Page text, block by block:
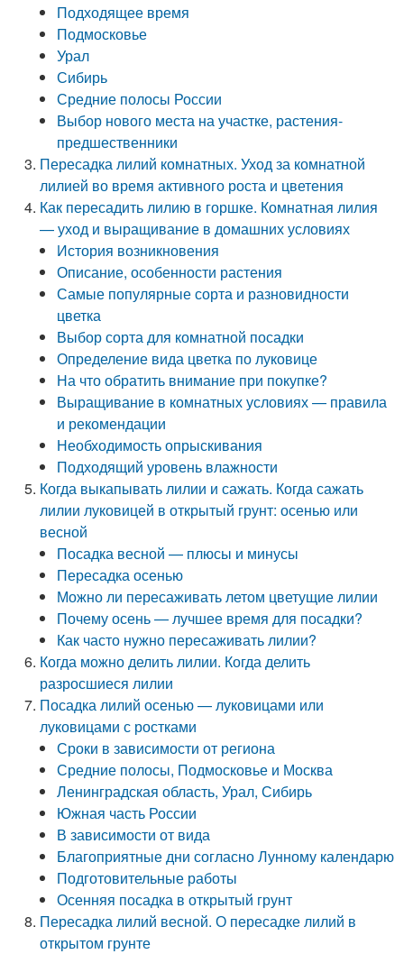
Подходящее время
Подмосковье
Урал
Сибирь
Средние полосы России
Выбор нового места на участке, растения-
предшественники
Пересадка лилий комнатных. Уход за комнатной
лилией во время активного роста и цветения
Как пересадить лилию в горшке. Комнатная лилия
— уход и выращивание в домашних условиях
История возникновения
Описание, особенности растения
Самые популярные сорта и разновидности
цветка
Выбор сорта для комнатной посадки
Определение вида цветка по луковице
На что обратить внимание при покупке?
Выращивание в комнатных условиях — правила
и рекомендации
Необходимость опрыскивания
Подходящий уровень влажности
Когда выкапывать лилии и сажать. Когда сажать
лилии луковицей в открытый грунт: осенью или
весной
Посадка весной — плюсы и минусы
Пересадка осенью
Можно ли пересаживать летом цветущие лилии
Почему осень — лучшее время для посадки?
Как часто нужно пересаживать лилии?
Когда можно делить лилии. Когда делить
разросшиеся лилии
Посадка лилий осенью — луковицами или
луковицами с ростками
Сроки в зависимости от региона
Средние полосы, Подмосковье и Москва
Ленинградская область, Урал, Сибирь
Южная часть России
В зависимости от вида
Благоприятные дни согласно Лунному календарю
Подготовительные работы
Осенняя посадка в открытый грунт
Пересадка лилий весной. О пересадке лилий в
открытом грунте